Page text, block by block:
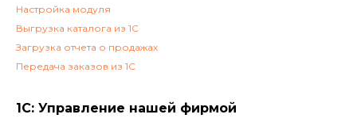
Настройка модуля
Выгрузка каталога из 1С
Загрузка отчета о продажах
Передача заказов из 1С
1С: Управление нашей фирмой